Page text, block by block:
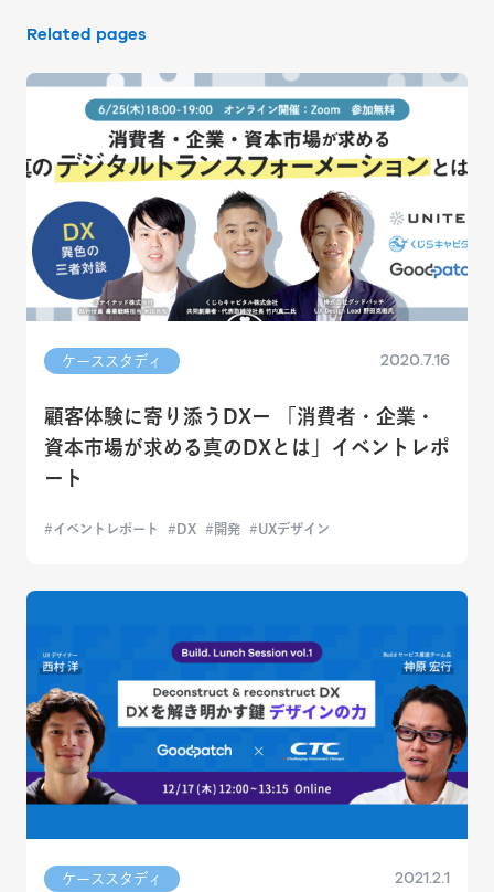
Related pages
ケーススタディ 2020.7.16
顧客体験に寄り添うDXー 「消費者・企業・
資本市場が求める真のDXとは」イベントレポ
ート
イベントレポート DX 開発 UXデザイン
ケーススタディ 2021.2.1